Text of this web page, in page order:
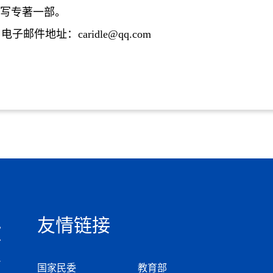
专著一部。
邮件地址： caridle@qq.com
友情链接
国家民委 教育部